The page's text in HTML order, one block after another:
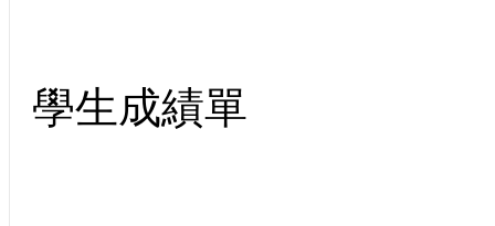
學生成績單